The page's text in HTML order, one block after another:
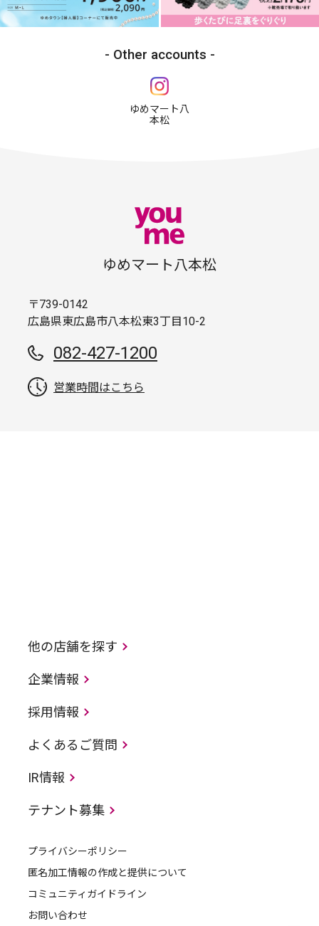
Other accounts
ゆめマート八
本松
ゆめマート八本松
〒739-0142
広島県東広島市八本松東3丁目10-2
082-427-1200
営業時間はこちら
他の店舗を探す
企業情報
採用情報
よくあるご質問
IR情報
テナント募集
プライバシーポリシー
匿名加工情報の作成と提供について
コミュニティガイドライン
お問い合わせ